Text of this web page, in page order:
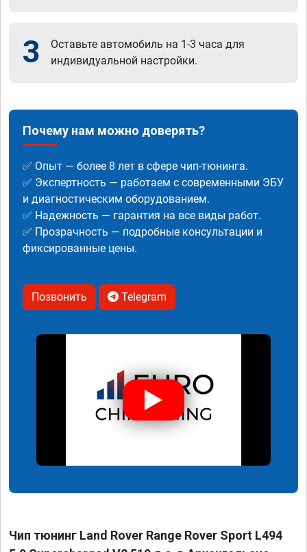
3
Оставьте автомобиль на 1-3 часа для
индивидуальной настройки.
Почему нам можно доверять?
✅ Опыт — более 8 лет в сфере чип-тюнинга.
✅ Экспертность — работаем с современными ЭБУ
и диагностическим оборудованием.
✅ Надежность — гарантия на все виды работ.
✅ Прозрачность — подробные консультации и
фиксированные цены.
Позвонить Telegram
Чип тюнинг Land Rover Range Rover Sport L494